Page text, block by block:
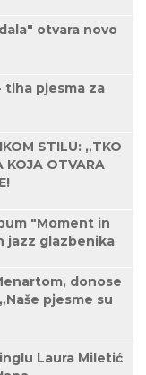
otvara novo
tiha pjesma za
STILU: „TKO
KOJA OTVARA
"Moment in
jazz glazbenika
donose
pjesme su
Laura Miletić